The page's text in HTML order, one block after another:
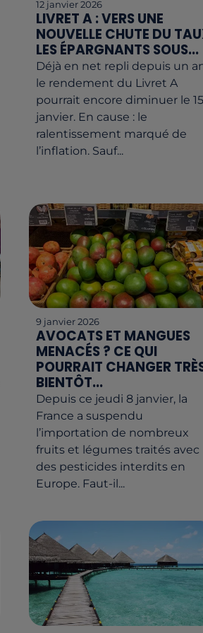
12 janvier 2026
LIVRET A : VERS UNE
NOUVELLE CHUTE DU
LES ÉPARGNANTS SOUS...
Déjà en net repli depuis un
le rendement du Livret A
pourrait encore diminuer le 15
janvier. En cause : le
ralentissement marqué de
l’inflation. Sauf...
9 janvier 2026
AVOCATS ET MANGUES
MENACÉS ? CE QUI
POURRAIT CHANGER
BIENTÔT...
Depuis ce jeudi 8 janvier, la
France a suspendu
l’importation de nombreux
fruits et légumes traités avec
des pesticides interdits en
Europe. Faut-il...